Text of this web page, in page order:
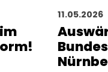
11.05.2026